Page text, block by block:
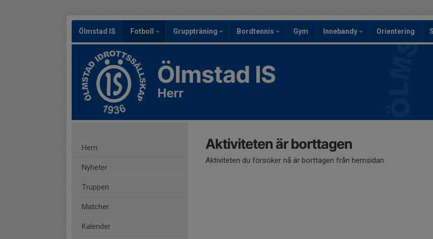
Ölmstad IS Fotboll Gruppträning Bordtennis Gym Innebandy Orientering
Ölmstad IS
Herr
Hem
Nyheter
Truppen
Matcher
Kalender
Aktiviteten är borttagen
Aktiviteten du försöker nå är borttagen från hemsidan.